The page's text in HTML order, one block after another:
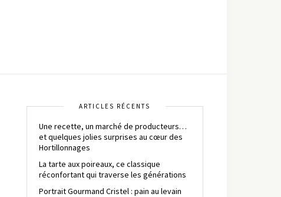
ARTICLES RÉCENTS
Une recette, un marché de producteurs…
et quelques jolies surprises au cœur des
Hortillonnages
La tarte aux poireaux, ce classique
réconfortant qui traverse les générations
Portrait Gourmand Cristel : pain au levain